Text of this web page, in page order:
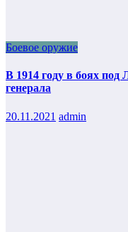
Боевое оружие
В 1914 году в боях под
генерала
20.11.2021 admin